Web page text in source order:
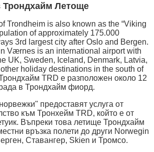
Трондхайм Летоще
Trondheim is also known as the “Viking
of approximately 175.000
3rd largest city after Oslo and Bergen.
Værnes is an international airport with
UK, Sweden, Iceland, Denmark, Latvia,
holiday destinations in the south of
TRD е разположен около 12
в Трондхайм фиорд.
предоставят услуга от
към Тронхейм TRD, който е от
Въпреки това летище Трондхайм
връзка полети до други Norwegin
Ставангер, Skien и Тромсо.